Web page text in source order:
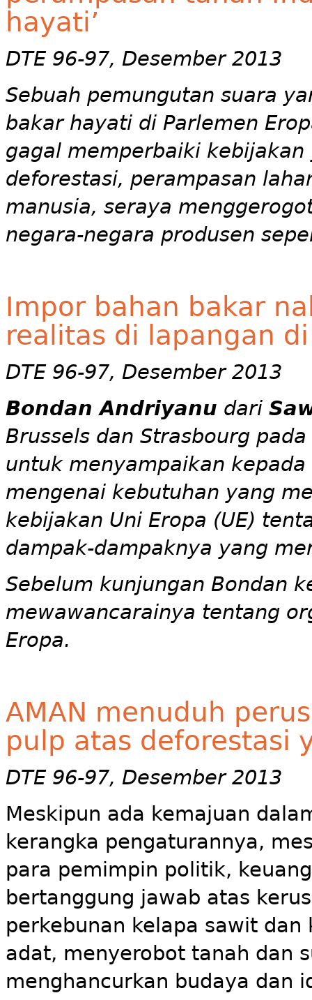
hayati’
DTE 96-97, Desember 2013
Sebuah pemungutan suara
bakar hayati di Parlemen
gagal memperbaiki
deforestasi, perampasan
manusia, seraya
negara-negara produsen
Impor bahan bakar
realitas di lapangan
DTE 96-97, Desember 2013
Bondan Andriyanu dari
Brussels dan Strasbourg
untuk menyampaikan
mengenai kebutuhan yang
kebijakan Uni Eropa (UE)
dampak-dampaknya yang
Sebelum kunjungan Bondan
mewawancarainya tentang
Eropa.
AMAN menuduh
pulp atas deforestasi
DTE 96-97, Desember 2013
Meskipun ada kemajuan
kerangka pengaturannya,
para pemimpin politik,
bertanggung jawab atas
perkebunan kelapa sawit
adat, menyerobot tanah dan
menghancurkan budaya dan